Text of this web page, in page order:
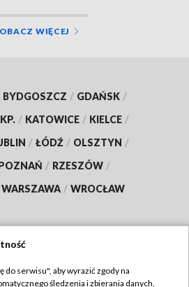
WIĘCEJ
BYDGOSZCZ / GDAŃSK /
/ KATOWICE / KIELCE /
/ ŁÓDŹ / OLSZTYN /
/ RZESZÓW /
WARSZAWA / WROCŁAW
do serwisu", aby wyrazić zgody na
śledzenia i zbierania danych,